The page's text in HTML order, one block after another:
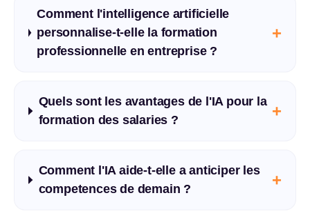
Comment l'intelligence artificielle
personnalise-t-elle la formation
professionnelle en entreprise ?
+
Quels sont les avantages de l'IA pour la
formation des salaries ?
+
Comment l'IA aide-t-elle a anticiper les
competences de demain ?
+